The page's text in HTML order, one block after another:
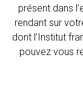
présent dans
rendant sur
dont l’Institut
pouvez vous